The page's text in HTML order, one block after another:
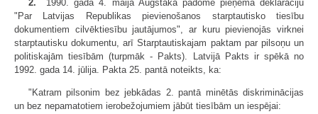
2.
1990. gada 4. maijā Augstākā padome pieņēma deklarāciju
"Par Latvijas Republikas pievienošanos starptautisko tiesību
dokumentiem cilvēktiesību jautājumos", ar kuru pievienojās virknei
starptautisku dokumentu, arī Starptautiskajam paktam par pilsoņu un
politiskajām tiesībām (turpmāk - Pakts). Latvijā Pakts ir spēkā no
1992. gada 14. jūlija. Pakta 25. pantā noteikts, ka:
"Katram pilsonim bez jebkādas 2. pantā minētās diskriminācijas
un bez nepamatotiem ierobežojumiem jābūt tiesībām un iespējai: